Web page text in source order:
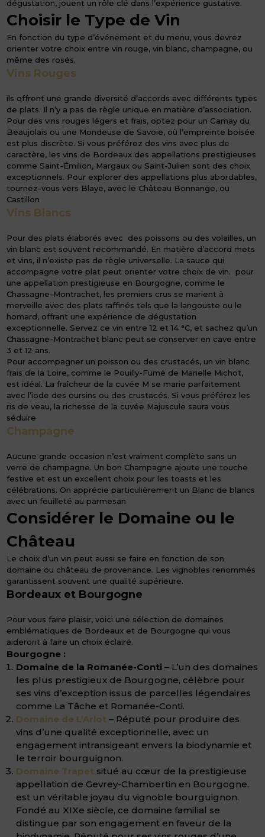
dégustation, jouent un rôle clé dans l’expérience gustative.
Choisir le Type de Vin
En fonction du type d’événement et du menu, vous devrez
orienter votre choix entre vin rouge, vin blanc, champagne, ou
même des rosés.
Vins Rouges
ils offrent une grande diversité d’accords avec différents types
de plats. Il n’y a pas de règle unique en matière d’association.
Pour des vins rouges légers et frais, optez pour un Gamay du
Beaujolais ou une Mondeuse de Savoie, où l’empreinte boisée
est plus discrète. Si vous préférez des vins avec plus de
caractère, les vins de Bordeaux des appellations prestigieuses
comme Saint-Émilion, Margaux ou Saint-Julien sont des choix
exceptionnels. Pour explorer des appellations plus abordables,
tournez-vous vers Blaye, avec le Château Bonnange, ou
Castillon
Vins Blancs
Pour des plats élaborés avec des poissons ou des volailles, un
vin blanc est souvent recommandé. En matière d’accord mets
et vins, il n’existe pas de règle universelle. La sauce qui
accompagne votre plat peut orienter votre choix de vin. pour
une appellation prestigieuse en Bourgogne, comme le
Chassagne-Montrachet, les premiers crus se marient à
merveille avec des plats raffinés tels que la langouste ou le
homard, offrant une expérience de dégustation
exceptionnelle. Servez ce vin entre 12 et 14 °C, et sachez qu’un
Chassagne-Montrachet blanc peut se conserver en cave entre
3 et 12 ans.
Pour accompagner un poisson ou des crustacés, un vin blanc
frais de la Loire, comme le Pouilly-Fumé de Marielle Michot,
est idéal. La fraîcheur de la cuvée M se marie parfaitement
avec l’iode des oursins ou des crustacés. Si vous préférez les
ris de veau, la richesse de la cuvée Majuscule saura vous
séduire
Champagne
Aucune grande occasion n’est vraiment complète sans un
verre de champagne. Un bon Champagne ajoute une touche
festive et est un excellent choix pour les toasts et les
célébrations. On apprécie particulièrement un Blanc de blancs
avec un feuilleté au parmesan
Considérer le Domaine ou le
Château
Le choix d’un vin peut aussi se faire en fonction de son
domaine ou château de provenance. Les vignobles renommés
garantissent souvent une qualité supérieure.
Bordeaux et Bourgogne
Pour vous faire plaisir, voici une sélection de domaines
emblématiques de Bordeaux et de Bourgogne qui vous
aideront à faire un choix éclairé.
Bourgogne :
Domaine de la Romanée-Conti – L’un des domaines
les plus prestigieux de Bourgogne, célèbre pour
ses vins d’exception issus de parcelles légendaires
comme La Tâche et Romanée-Conti.
Domaine de L’Arlot – Réputé pour produire des
vins d’une qualité exceptionnelle, avec un
engagement intransigeant envers la biodynamie et
le terroir bourguignon.
Domaine Trapet situé au cœur de la prestigieuse
appellation de Gevrey-Chambertin en Bourgogne,
est un véritable joyau du vignoble bourguignon.
Fondé au XIXe siècle, ce domaine familial se
distingue par son engagement en faveur de la